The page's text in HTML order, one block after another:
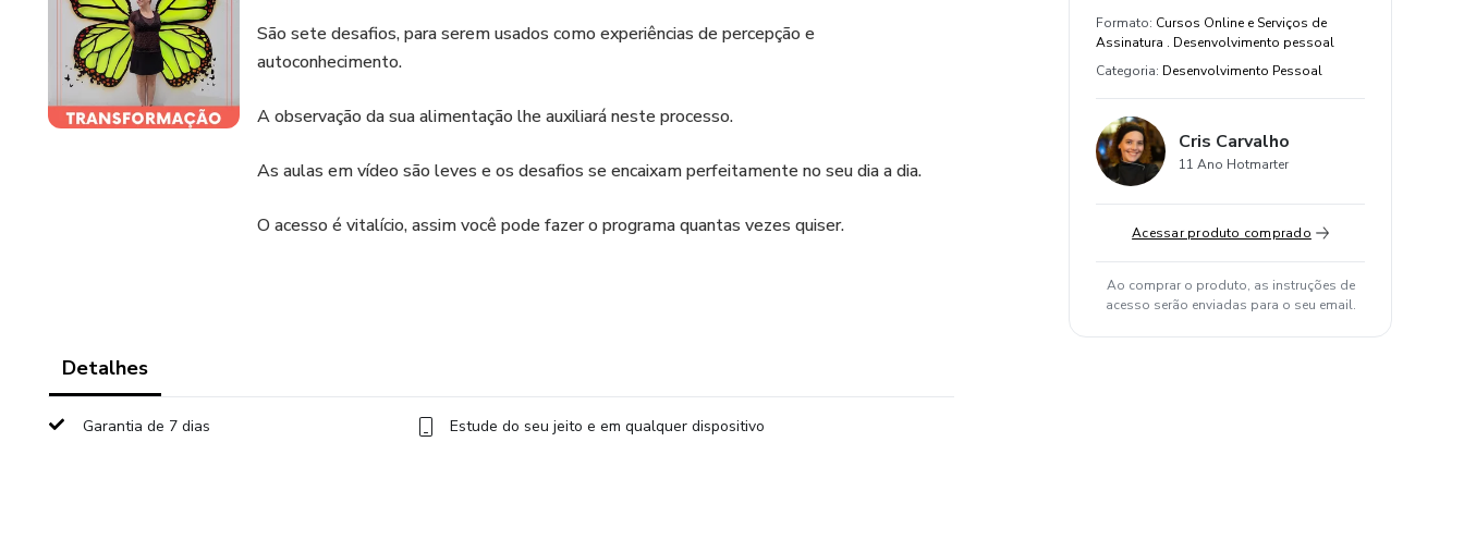
São sete desafios, para serem usados como experiências de percepção e
autoconhecimento.
A observação da sua alimentação lhe auxiliará neste processo.
As aulas em vídeo são leves e os desafios se encaixam perfeitamente no seu dia a dia.
O acesso é vitalício, assim você pode fazer o programa quantas vezes quiser.
Detalhes
Garantia de 7 dias Estude do seu jeito e em qualquer dispositivo
Formato: Cursos Online e Serviços de
Assinatura . Desenvolvimento pessoal
Categoria: Desenvolvimento Pessoal
Cris Carvalho
11 Ano Hotmarter
Acessar produto comprado
Ao comprar o produto, as instruções de
acesso serão enviadas para o seu email.